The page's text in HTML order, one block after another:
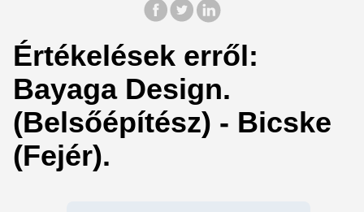
Értékelések erről:
Bayaga Design.
(Belsőépítész) - Bicske
(Fejér).